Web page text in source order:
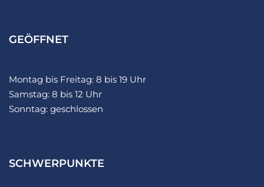
GEÖFFNET
Montag bis Freitag: 8 bis 19 Uhr
Samstag: 8 bis 12 Uhr
Sonntag: geschlossen
SCHWERPUNKTE